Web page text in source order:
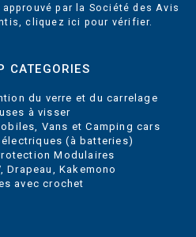
approuvé par la Société des Avis
cliquez ici pour vérifier
CATEGORIES
du verre et du carrelage
à visser
Vans et Camping cars
(à batteries)
Modulaires
Drapeau, Kakemono
avec crochet